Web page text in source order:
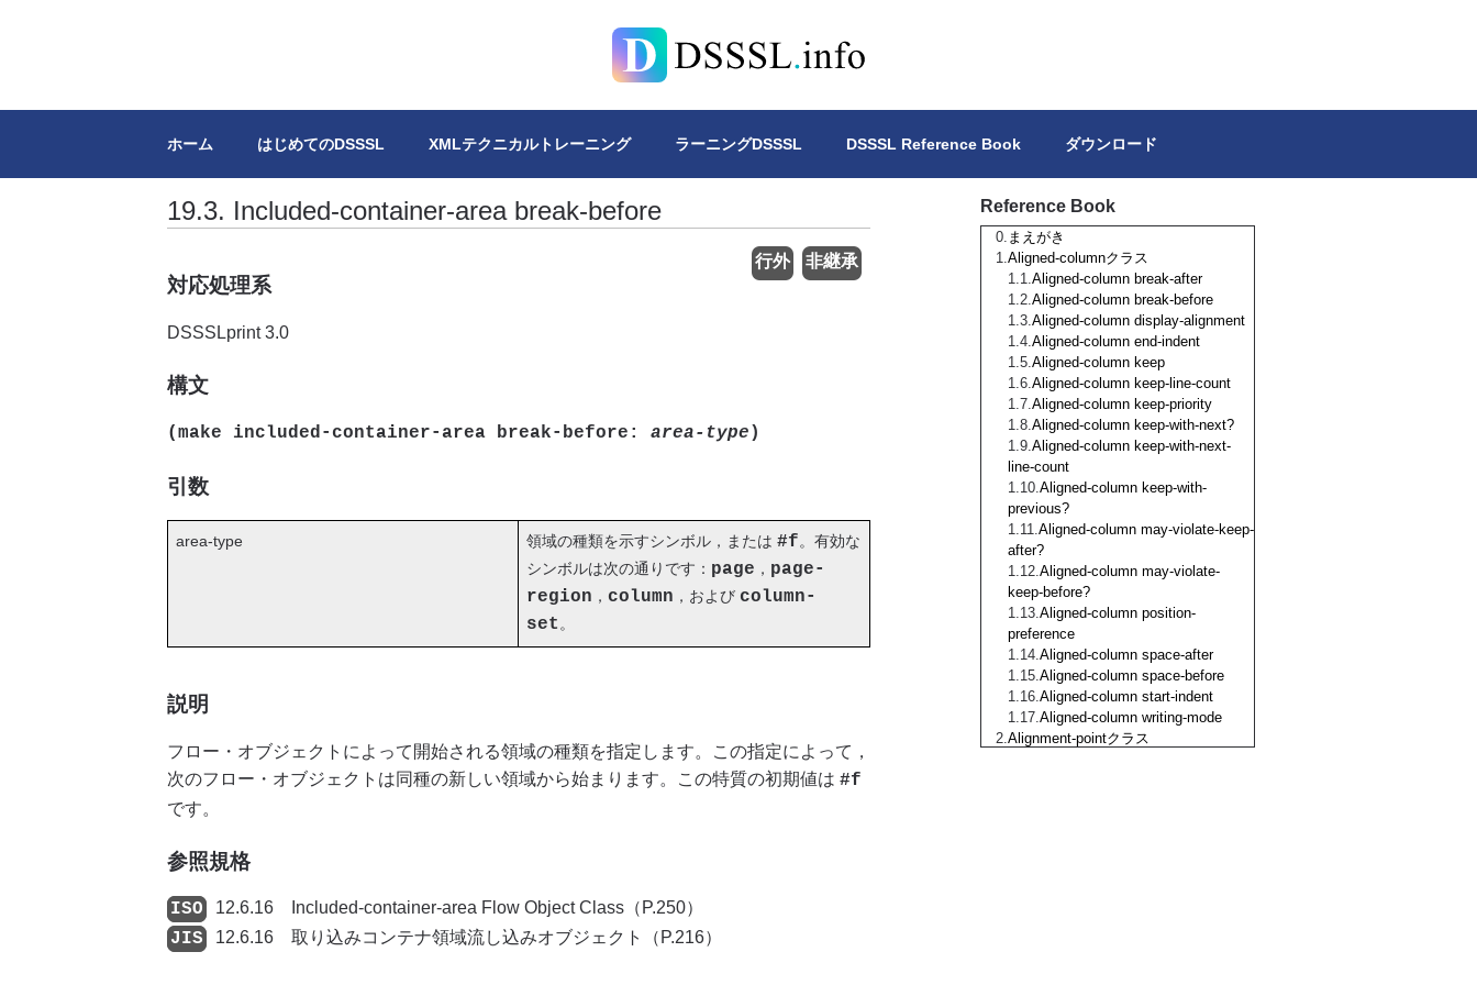
DSSSL.info
ホーム はじめてのDSSSL XMLテクニカルトレーニング ラーニングDSSSL DSSSL Reference Book ダウンロード
19.3. Included-container-area break-before
非継承
行外
対応処理系
DSSSLprint 3.0
構文
(make included-container-area break-before: area-type )
引数
area-type 領域の種類を示すシンボル，または #f。有効な
シンボルは次の通りです： page ， page-
region ， column ，および column-
set 。
説明
フロー・オブジェクトによって開始される領域の種類を指定します。この指定によって，
次のフロー・オブジェクトは同種の新しい領域から始まります。この特質の初期値は #f
です。
参照規格
12.6.16 Included-container-area Flow Object Class（P.250）
12.6.16 取り込みコンテナ領域流し込みオブジェクト（P.216）
Reference Book
まえがき
Aligned-columnクラス
Aligned-column break-after
Aligned-column break-before
Aligned-column display-alignment
Aligned-column end-indent
Aligned-column keep
Aligned-column keep-line-count
Aligned-column keep-priority
Aligned-column keep-with-next?
Aligned-column keep-with-next-
line-count
Aligned-column keep-with-
previous?
Aligned-column may-violate-keep-
after?
Aligned-column may-violate-
keep-before?
Aligned-column position-
preference
Aligned-column space-after
Aligned-column space-before
Aligned-column start-indent
Aligned-column writing-mode
Alignment-pointクラス